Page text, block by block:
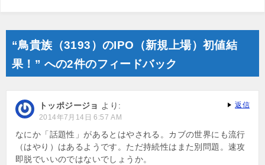
“鳥貴族（3193）のIPO（新規上場）初値結
果！” への2件のフィードバック
トッポジージョ より:
2014年7月14日 6:57 AM
なにか「話題性」があるとはやされる。カブの世界にも流行
（はやり）はあるようです。ただ持続性はまた別問題。速攻
即脱でいいのではないでしょうか。
返信